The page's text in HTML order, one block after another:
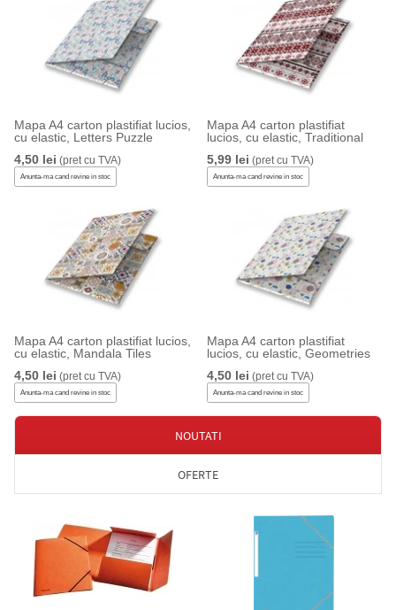
Mapa A4 carton plastifiat lucios,
cu elastic, Letters Puzzle
4,50 lei (pret cu TVA)
Anunta-ma cand revine in stoc
Mapa A4 carton plastifiat
lucios, cu elastic, Traditional
5,99 lei (pret cu TVA)
Anunta-ma cand revine in stoc
Mapa A4 carton plastifiat lucios,
cu elastic, Mandala Tiles
4,50 lei (pret cu TVA)
Anunta-ma cand revine in stoc
Mapa A4 carton plastifiat
lucios, cu elastic, Geometries
4,50 lei (pret cu TVA)
Anunta-ma cand revine in stoc
NOUTATI
OFERTE